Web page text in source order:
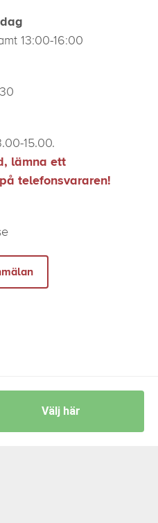
13:00-16:00
15.00.
lämna ett
telefonsvararen!
Välj här